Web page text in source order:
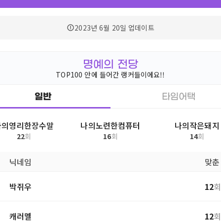
2023년 6월 20일 업데이트
명예의 전당
TOP100 안에 들어간 랭커들이에요!!
일반 타임어택
영리한장수말
22회
나의노련한컴퓨터
16회
나의작은돼지
14회
닉네임 맞
박쥐우 12회
캐러멜 12회